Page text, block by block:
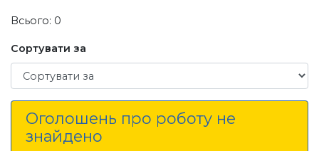
Всього: 0
Сортувати за
Сортувати за
Оголошень про роботу не
знайдено